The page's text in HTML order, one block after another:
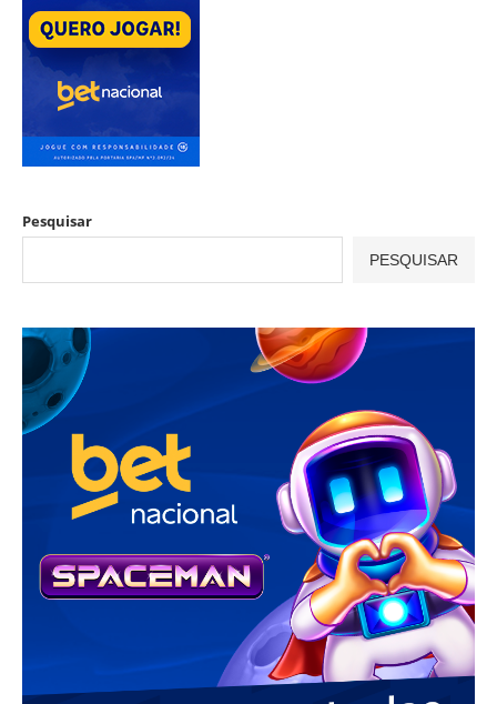
Pesquisar
PESQUISAR